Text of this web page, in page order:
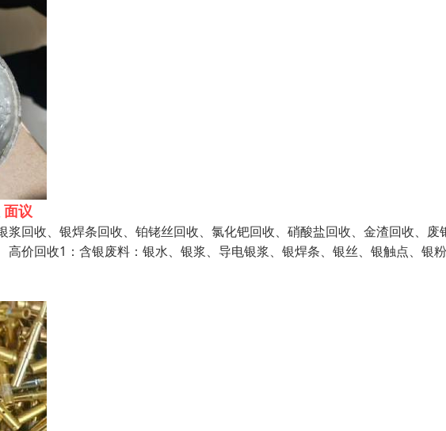
面议
回收、银焊条回收、铂铑丝回收、氯化钯回收、硝酸盐回收、金渣回收、废
回收1：含银废料：银水、银浆、导电银浆、银焊条、银丝、银触点、银